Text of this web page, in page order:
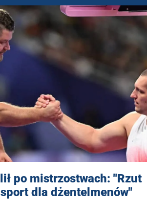
po mistrzostwach: "Rzut
dla dżentelmenów"